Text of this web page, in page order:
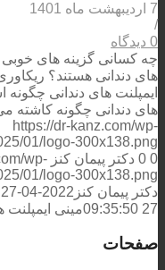
7 اردیبهشت ماه 1401
/
0 دیدگاه
چه کسانی گزینه های خوبی
های دندانی هستند؟
ایمپلنت های دندانی
های دندانی چگونه کاشته
https://dr-kanz.com/wp-
01/logo-300x138.png
0 0 دکتر پیمان کنز wp-
01/logo-300x138.png
دکتر پیمان کنز 2022-04-27 09:35:50
27 09:35:50
مینی ایمپلنت
صفحات